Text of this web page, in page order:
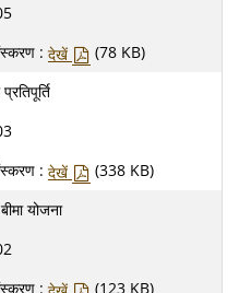
: देखें
(78 KB)
: देखें
(338 KB)
योजना
:
(123 KB)